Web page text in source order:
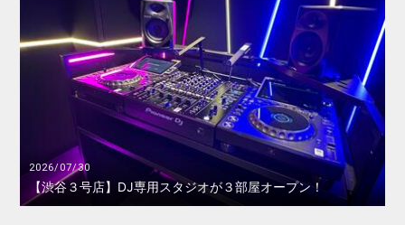
2026/07/30
【渋谷３号店】DJ専用スタジオが３部屋オープン！